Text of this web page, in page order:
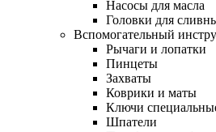
Насосы для масла
Головки для
Вспомогательный
Рычаги и лопатки
Пинцеты
Захваты
Коврики и маты
Ключи
Шпатели